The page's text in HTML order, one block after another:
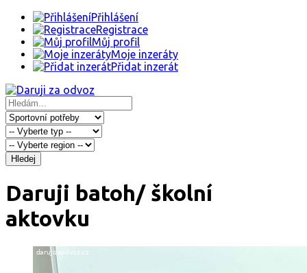
Přihlášení
Registrace
Můj profil
Moje inzeráty
Přidat inzerát
Hledej
Daruji batoh/ školní
aktovku